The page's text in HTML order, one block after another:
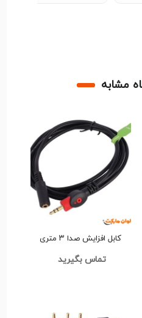
مشابه
کابل افزایش صدا ۳ متری
تماس بگیرید